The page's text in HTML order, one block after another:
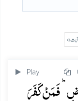
آیت
Play
فَمَنۡ کَفَرَ